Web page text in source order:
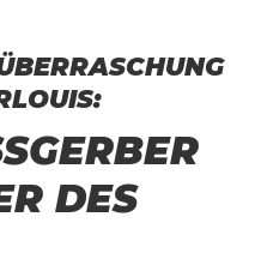
DES